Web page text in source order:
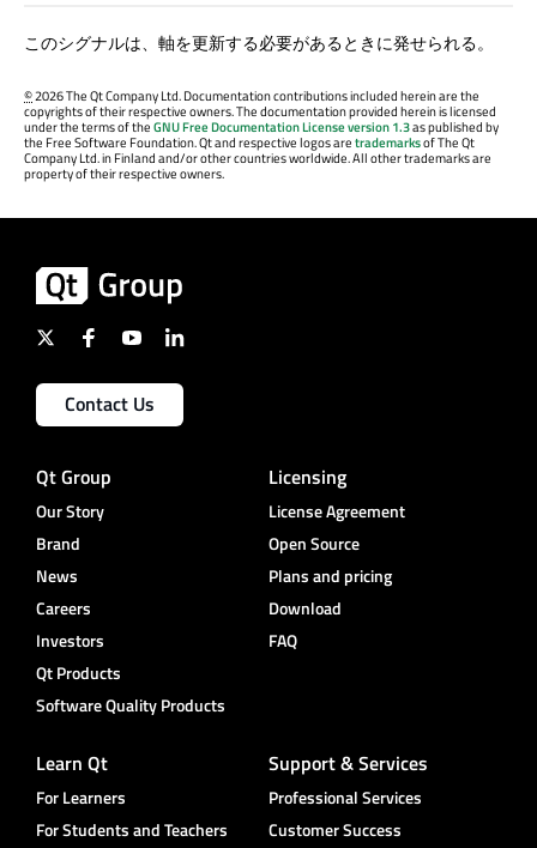
このシグナルは、軸を更新する必要があるときに発せられる。
©2026 The Qt Company Ltd. Documentation contributions included herein are the
copyrights of their respective owners. The documentation provided herein is licensed
under the terms of theGNU Free Documentation License version 1.3as published by
the Free Software Foundation. Qt and respective logos aretrademarksof The Qt
Company Ltd. in Finland and/or other countries worldwide. All other trademarks are
property of their respective owners.
Contact Us
Qt Group
Our Story
Brand
News
Careers
Investors
Qt Products
Software Quality Products
Licensing
License Agreement
Open Source
Plans and pricing
Download
FAQ
Learn Qt
For Learners
For Students and Teachers
Support & Services
Professional Services
Customer Success